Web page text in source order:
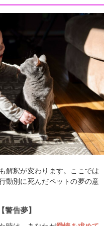
解釈が変わります。ここでは
動別に死んだペットの夢の意
告夢】